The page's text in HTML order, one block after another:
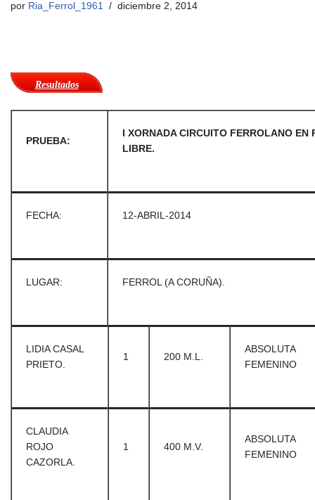
por Ria_Ferrol_1961 diciembre 2, 2014
Resultados
PRUEBA:
I XORNADA CIRCUITO FERROLANO EN
LIBRE.
FECHA: 12-ABRIL-2014
LUGAR: FERROL (A CORUÑA).
LIDIA CASAL
PRIETO.
1 200 M.L.
ABSOLUTA
FEMENINO
CLAUDIA
ROJO
CAZORLA.
1 400 M.V.
ABSOLUTA
FEMENINO